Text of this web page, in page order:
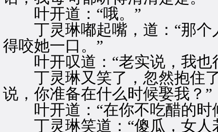
叶开道：“哦。”
丁灵琳嘟起嘴，道：“那个
得咬她一口。”
叶开叹道：“老实说，我也
丁灵琳又笑了，忽然抱住了
说，你准备在什么时候娶我？”
叶开道：“在你不吃醋的时
丁灵琳笑道：“傻瓜，女人